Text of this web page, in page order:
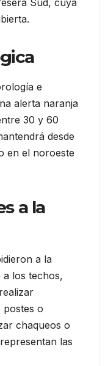
Sud, cuya
e
alerta naranja
30 y 60
desde
en el noroeste
a la
a la
a los techos,
postes o
chaqueos o
las